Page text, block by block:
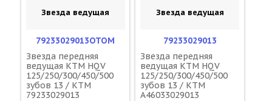
Звезда ведущая
79233029013OTOM
Звезда передняя
ведущая KTM HQV
125/250/300/450/500
зубов 13 / KTM
79233029013
Звезда ведущая
79233029013
Звезда передняя
ведущая KTM HQV
125/250/300/450/500
зубов 13 / KTM
A46033029013